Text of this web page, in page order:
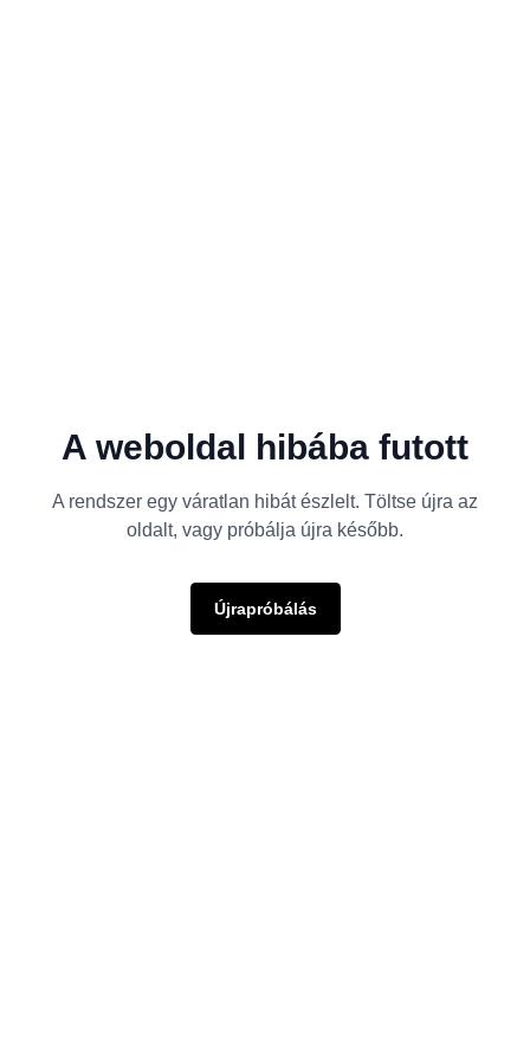
A weboldal hibába futott
A rendszer egy váratlan hibát észlelt. Töltse újra az
oldalt, vagy próbálja újra később.
Újrapróbálás